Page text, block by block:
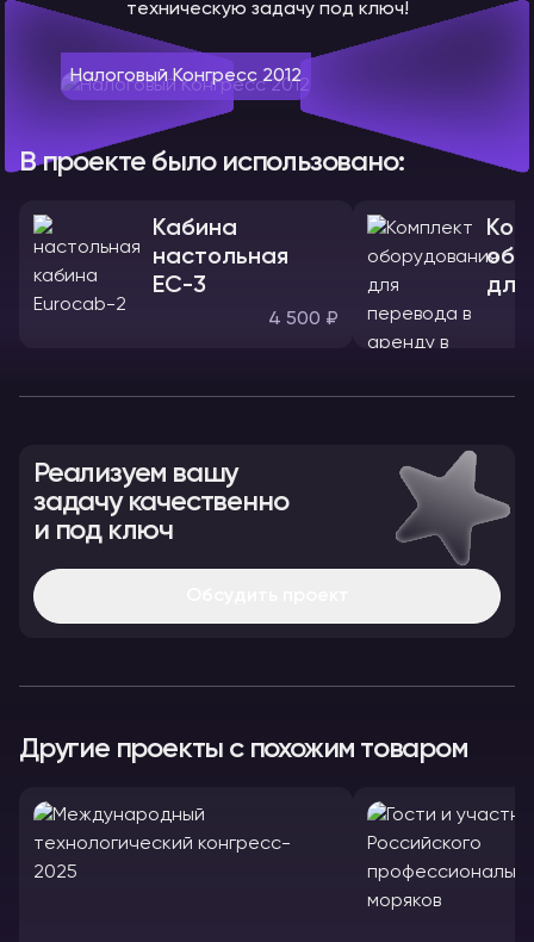
техническую задачу под ключ!
Налоговый Конгресс 2012
В проекте было использовано:
Кабина
настольная
ЕС-3
4 500 ₽
Реализуем вашу
задачу качественно
и под ключ
Другие проекты с похожим товаром